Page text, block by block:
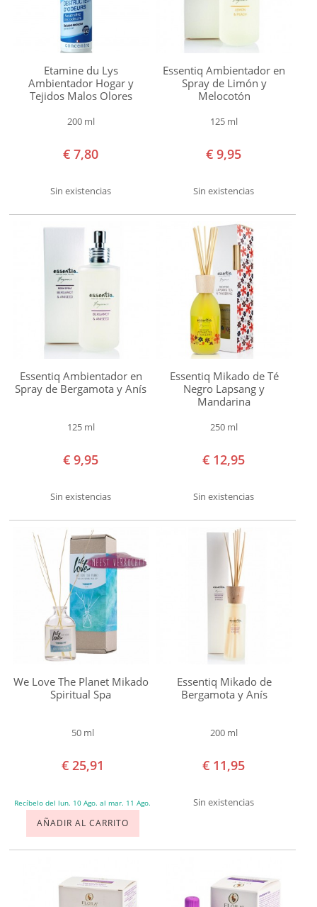
Etamine du Lys
Ambientador Hogar y
Tejidos Malos Olores
200 ml
€ 7,80
Sin existencias
Essentiq Ambientador en
Spray de Limón y
Melocotón
125 ml
€ 9,95
Sin existencias
Essentiq Ambientador en
Spray de Bergamota y Anís
125 ml
€ 9,95
Sin existencias
Essentiq Mikado de Té
Negro Lapsang y
Mandarina
250 ml
€ 12,95
Sin existencias
We Love The Planet Mikado
Spiritual Spa
50 ml
€ 25,91
Recíbelo del lun. 10 Ago. al mar. 11 Ago.
AÑADIR AL CARRITO
Essentiq Mikado de
Bergamota y Anís
200 ml
€ 11,95
Sin existencias
superior